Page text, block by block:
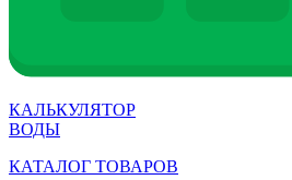
КАЛЬКУЛЯТОР
ВОДЫ
КАТАЛОГ ТОВАРОВ